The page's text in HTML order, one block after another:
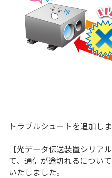
トラブルシュートを追加しま
【光データ伝送装置シリア
て、通信が途切れるについ
いたしました。